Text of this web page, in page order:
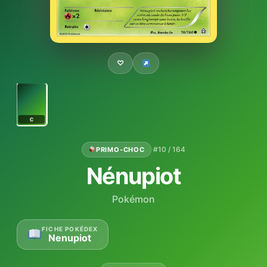
♡
C
PRIMO-CHOC ·#10 / 164
Nénupiot
Pokémon
FICHE POKÉDEX
Nenupiot